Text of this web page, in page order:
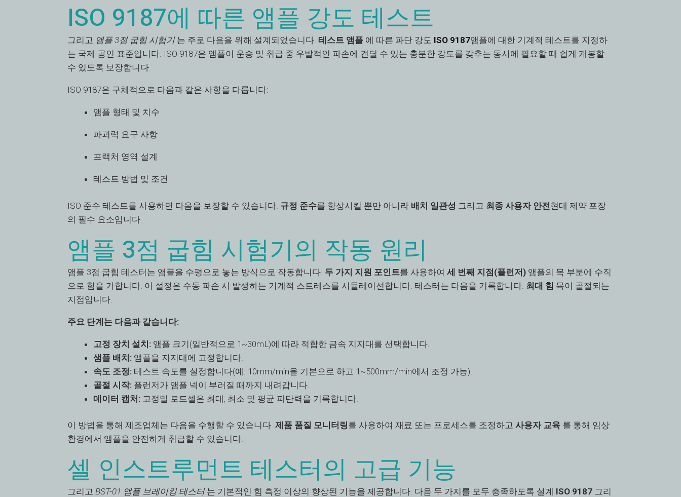
ISO 9187에 따른 앰플 강도 테스트
그리고 앰플 3점 굽힘 시험기는 주로 다음을 위해 설계되었습니다. 테스트 앰플 에 따른 파단 강도 ISO 9187앰플에 대한 기계적 테스트를 지정하
는 국제 공인 표준입니다. ISO 9187은 앰플이 운송 및 취급 중 우발적인 파손에 견딜 수 있는 충분한 강도를 갖추는 동시에 필요할 때 쉽게 개봉할
수 있도록 보장합니다.
ISO 9187은 구체적으로 다음과 같은 사항을 다룹니다:
앰플 형태 및 치수
파괴력 요구 사항
프랙처 영역 설계
테스트 방법 및 조건
ISO 준수 테스트를 사용하면 다음을 보장할 수 있습니다. 규정 준수를 향상시킬 뿐만 아니라 배치 일관성 그리고 최종 사용자 안전현대 제약 포장
의 필수 요소입니다.
앰플 3점 굽힘 시험기의 작동 원리
앰플 3점 굽힘 테스터는 앰플을 수평으로 놓는 방식으로 작동합니다. 두 가지 지원 포인트를 사용하여 세 번째 지점(플런저) 앰플의 목 부분에 수직
으로 힘을 가합니다. 이 설정은 수동 파손 시 발생하는 기계적 스트레스를 시뮬레이션합니다. 테스터는 다음을 기록합니다. 최대 힘 목이 골절되는
지점입니다.
주요 단계는 다음과 같습니다:
고정 장치 설치: 앰플 크기(일반적으로 1~30mL)에 따라 적합한 금속 지지대를 선택합니다.
샘플 배치: 앰플을 지지대에 고정합니다.
속도 조정: 테스트 속도를 설정합니다(예: 10mm/min을 기본으로 하고 1~500mm/min에서 조정 가능).
골절 시작: 플런저가 앰플 넥이 부러질 때까지 내려갑니다.
데이터 캡처: 고정밀 로드셀은 최대, 최소 및 평균 파단력을 기록합니다.
이 방법을 통해 제조업체는 다음을 수행할 수 있습니다. 제품 품질 모니터링를 사용하여 재료 또는 프로세스를 조정하고 사용자 교육 를 통해 임상
환경에서 앰플을 안전하게 취급할 수 있습니다.
셀 인스트루먼트 테스터의 고급 기능
그리고 BST-01 앰플 브레이킹 테스터는 기본적인 힘 측정 이상의 향상된 기능을 제공합니다. 다음 두 가지를 모두 충족하도록 설계 ISO 9187 그리